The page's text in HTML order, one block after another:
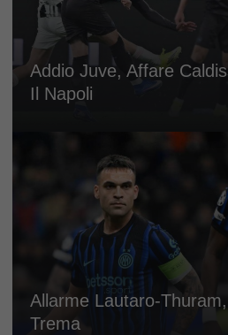
Addio Juve, Affare
Il Napoli
Allarme Lautaro-Thuram,
Trema